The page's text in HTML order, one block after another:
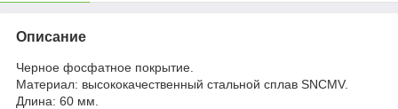
Описание
Черное фосфатное покрытие.
Материал: высококачественный стальной сплав SNCMV.
Длина: 60 мм.